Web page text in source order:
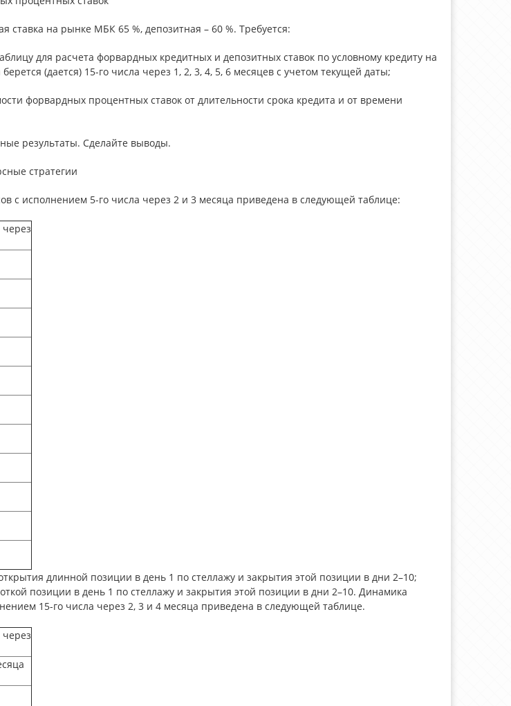
ставка на рынке МБК 65 %, депозитная – 60 %. Требуется:
для расчета форвардных кредитных и депозитных ставок по условному кредиту на
(дается) 15-го числа через 1, 2, 3, 4, 5, 6 месяцев с учетом текущей даты;
форвардных процентных ставок от длительности срока кредита и от времени
результаты. Сделайте выводы.
стратегии
с исполнением 5-го числа через 2 и 3 месяца приведена в следующей таблице:
длинной позиции в день 1 по стеллажу и закрытия этой позиции в дни 2–10;
позиции в день 1 по стеллажу и закрытия этой позиции в дни 2–10. Динамика
15-го числа через 2, 3 и 4 месяца приведена в следующей таблице.